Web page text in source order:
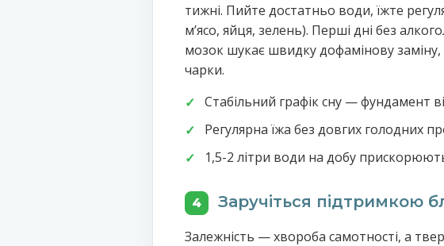
тижні. Пийте достатньо води, їжте
мʼясо, яйця, зелень). Перші дні без
мозок шукає швидку дофамінову
чарки.
Стабільний графік сну — фундамент
Регулярна їжа без довгих голодних
1,5-2 літри води на добу
4 Заручіться підтримкою
Залежність — хвороба самотності, а